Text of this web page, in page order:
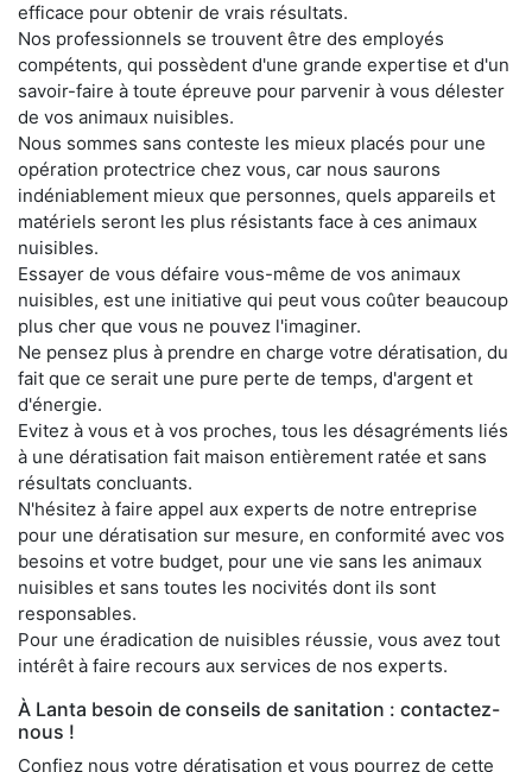
efficace pour obtenir de vrais résultats.
Nos professionnels se trouvent être des employés
compétents, qui possèdent d'une grande expertise et d'un
savoir-faire à toute épreuve pour parvenir à vous délester
de vos animaux nuisibles.
Nous sommes sans conteste les mieux placés pour une
opération protectrice chez vous, car nous saurons
indéniablement mieux que personnes, quels appareils et
matériels seront les plus résistants face à ces animaux
nuisibles.
Essayer de vous défaire vous-même de vos animaux
nuisibles, est une initiative qui peut vous coûter beaucoup
plus cher que vous ne pouvez l'imaginer.
Ne pensez plus à prendre en charge votre dératisation, du
fait que ce serait une pure perte de temps, d'argent et
d'énergie.
Evitez à vous et à vos proches, tous les désagréments liés
à une dératisation fait maison entièrement ratée et sans
résultats concluants.
N'hésitez à faire appel aux experts de notre entreprise
pour une dératisation sur mesure, en conformité avec vos
besoins et votre budget, pour une vie sans les animaux
nuisibles et sans toutes les nocivités dont ils sont
responsables.
Pour une éradication de nuisibles réussie, vous avez tout
intérêt à faire recours aux services de nos experts.
À Lanta besoin de conseils de sanitation : contactez-
nous !
Confiez nous votre dératisation et vous pourrez de cette